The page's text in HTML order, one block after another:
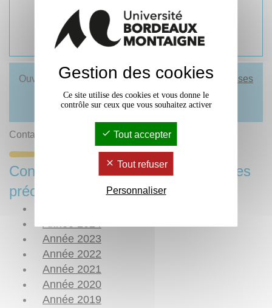
Pauline Pujo
451 pages
24€
Ouvrage disponible en librairie, sur le site des
Presses
Universitaires de Bordeaux
et dans
bibliothèques de l'université
Contact : Presses Universitaires de Bordeaux
Consulter les publications des années
précédentes
Année 2024
Année 2023
Année 2022
Année 2021
Année 2020
Année 2019
Gestion des cookies
Ce site utilise des cookies et vous donne le
contrôle sur ceux que vous souhaitez activer
Tout accepter
Tout refuser
Personnaliser